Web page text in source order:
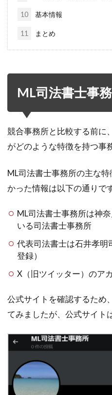
10 基本情報
11 まとめ
ML司法書士事
競合事務所と比較する前に
がどのような特徴を持つ事
ML司法書士事務所の主な
かった情報は以下の通りです
ML司法書士事務所は神
いる司法書士事務所
代表司法書士は石井孝
登録）
X（旧ツイッター）のア
公式サイトを確認するため
てみましたが、公式サイト